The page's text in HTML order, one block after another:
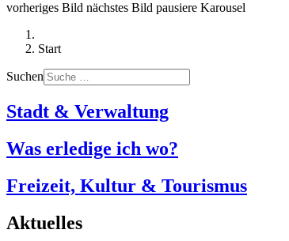
vorheriges Bild nächstes Bild pausiere Karousel
Start
Suchen
Stadt & Verwaltung
Was erledige ich wo?
Freizeit, Kultur & Tourismus
Aktuelles